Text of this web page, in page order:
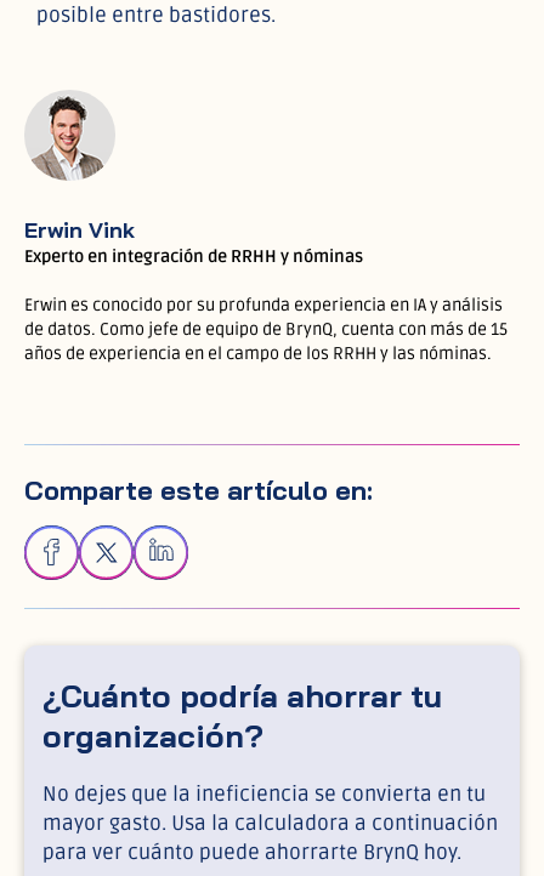
posible entre bastidores.
Erwin Vink
Experto en integración de RRHH y nóminas
Erwin es conocido por su profunda experiencia en IA y análisis
de datos. Como jefe de equipo de BrynQ, cuenta con más de 15
años de experiencia en el campo de los RRHH y las nóminas.
Comparte este artículo en:
¿Cuánto podría ahorrar tu
organización?
No dejes que la ineficiencia se convierta en tu
mayor gasto. Usa la calculadora a continuación
para ver cuánto puede ahorrarte BrynQ hoy.